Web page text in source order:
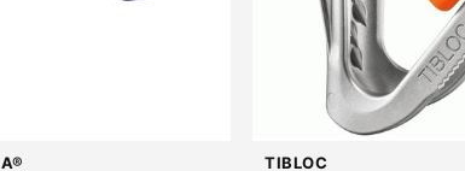
TIBLOC